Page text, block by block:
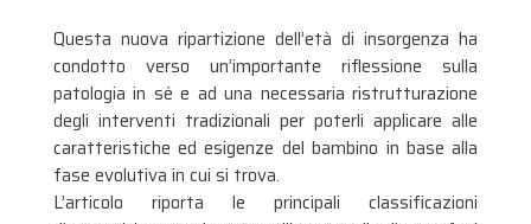
Questa nuova ripartizione dell’età di insorgenza ha
condotto verso un’importante riflessione sulla
patologia in sé e ad una necessaria ristrutturazione
degli interventi tradizionali per poterli applicare alle
caratteristiche ed esigenze del bambino in base alla
fase evolutiva in cui si trova.
L’articolo riporta le principali classificazioni